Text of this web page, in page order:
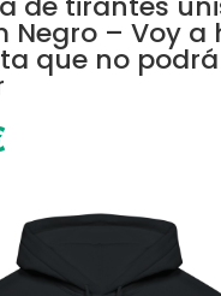
Negro – Voy a
que no podrá